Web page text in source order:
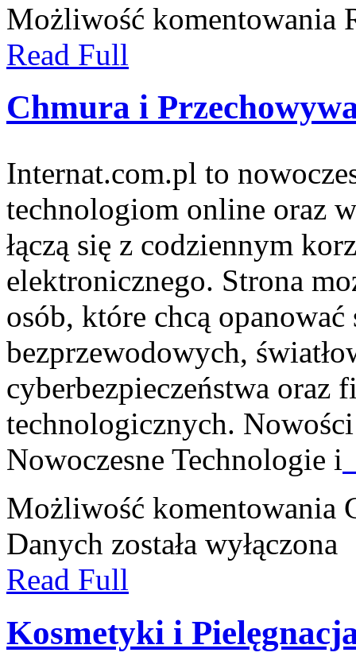
Możliwość komentowania
Read Full
Chmura i
Internat.com.pl to
technologiom online oraz
łączą się z codziennym
elektronicznego. Strona
osób, które chcą
bezprzewodowych,
cyberbezpieczeństwa oraz
technologicznych.
Nowoczesne Technologie i
Możliwość komentowania
Danych została wyłączona
Read Full
Kosmetyki i